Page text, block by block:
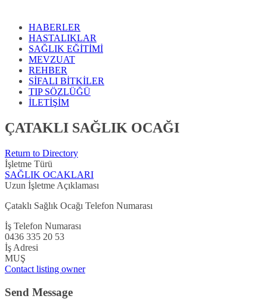
HABERLER
HASTALIKLAR
SAĞLIK EĞİTİMİ
MEVZUAT
REHBER
SİFALI BİTKİLER
TIP SÖZLÜĞÜ
İLETİŞİM
ÇATAKLI SAĞLIK OCAĞI
Return to Directory
İşletme Türü
SAĞLIK OCAKLARI
Uzun İşletme Açıklaması
Çataklı Sağlık Ocağı Telefon Numarası
İş Telefon Numarası
0436 335 20 53
İş Adresi
MUŞ
Contact listing owner
Send Message